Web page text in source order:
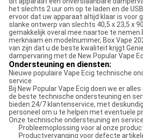
het slechts 2 uur om op te laden en de
ervoor dat uw apparaat altijd klaar is voor
slanke ontwerp van slechts 40,5 x 23,5 x
gemakkelijk overal mee naartoe te
merknaam en modelnummer, Box Vape
van zijn dat u de beste kwaliteit
dampervaring met de New Popular Vape
Ondersteuning en diensten:
Nieuwe populaire Vape Ecig technische
service
Bij New Popular Vape Ecig doen we er
de beste technische ondersteuning en
bieden 24/7 klantenservice, met
personeel om u te helpen met eventuele
Onze technische ondersteuning en
Probleemoplossing voor al onze
Productvervanging voor defecte